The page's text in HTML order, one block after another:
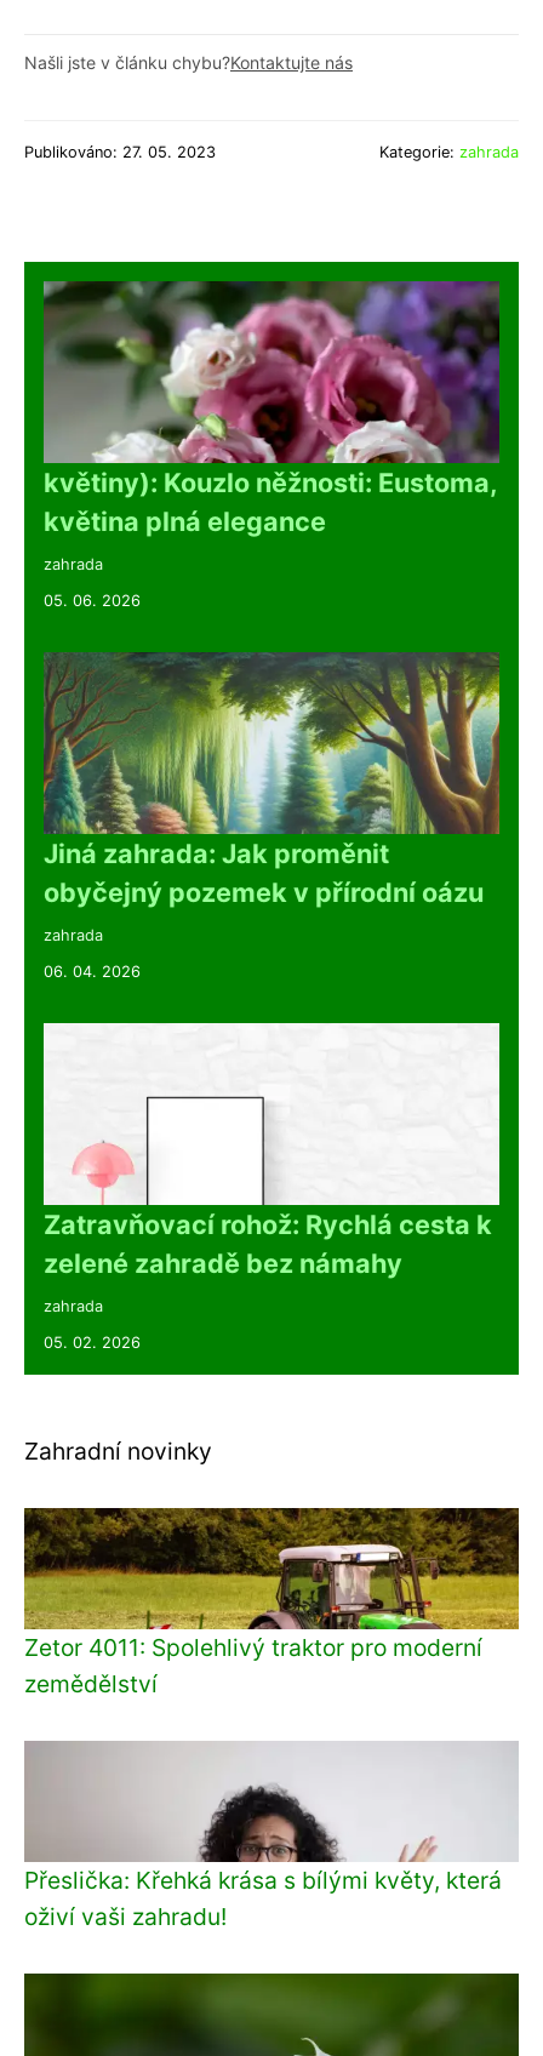
Našli jste v článku chybu?Kontaktujte nás
Publikováno: 27. 05. 2023 Kategorie: zahrada
květiny): Kouzlo něžnosti: Eustoma,
květina plná elegance
zahrada
05. 06. 2026
Jiná zahrada: Jak proměnit
obyčejný pozemek v přírodní oázu
zahrada
06. 04. 2026
Zatravňovací rohož: Rychlá cesta k
zelené zahradě bez námahy
zahrada
05. 02. 2026
Zahradní novinky
Zetor 4011: Spolehlivý traktor pro moderní
zemědělství
Přeslička: Křehká krása s bílými květy, která
oživí vaši zahradu!